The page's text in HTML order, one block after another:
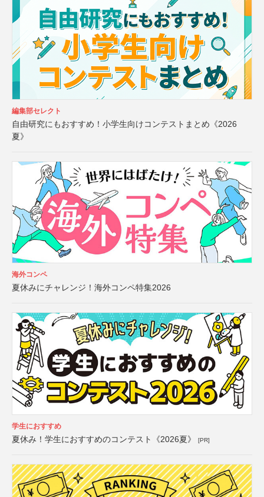
編集部セレクト
自由研究にもおすすめ！小学生向けコンテストまとめ《2026
夏》
海外コンペ
夏休みにチャレンジ！海外コンペ特集2026
学生におすすめ
夏休み！学生におすすめのコンテスト《2026夏》 [PR]